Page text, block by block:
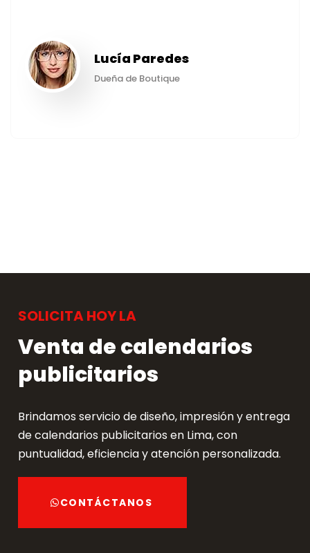
Lucía Paredes
Dueña de Boutique
SOLICITA HOY LA
Venta de calendarios
publicitarios
Brindamos servicio de diseño, impresión y entrega
de calendarios publicitarios en Lima, con
puntualidad, eficiencia y atención personalizada.
CONTÁCTANOS